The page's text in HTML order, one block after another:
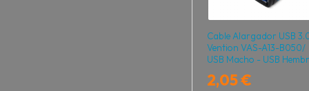
Cable Alargador USB
Vention VAS-A13-B050/
USB Macho - USB
2,05 €